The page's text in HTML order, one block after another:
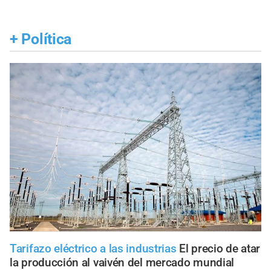
+ Política
Tarifazo eléctrico a las industrias El precio de atar
la producción al vaivén del mercado mundial